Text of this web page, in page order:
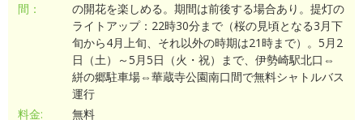
間：
の開花を楽しめる。期間は前後する場合あり。提灯の
ライトアップ：22時30分まで（桜の見頃となる3月下
旬から4月上旬、それ以外の時期は21時まで）。5月2
日（土）～5月5日（火・祝）まで、伊勢崎駅北口⇔
絣の郷駐車場⇔華蔵寺公園南口間で無料シャトルバス
運行
料金:
無料